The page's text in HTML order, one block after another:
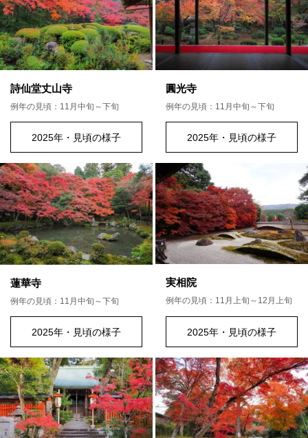
詩仙堂丈山寺
例年の見頃：11月中旬～下旬
2025年・見頃の様子
圓光寺
例年の見頃：11月中旬～下旬
2025年・見頃の様子
蓮華寺
例年の見頃：11月中旬～下旬
2025年・見頃の様子
実相院
例年の見頃：11月上旬～12月上旬
2025年・見頃の様子